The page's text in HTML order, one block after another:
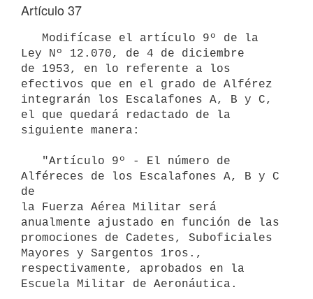
Artículo 37
Ley Nº 12.070, de 4 de diciembre
de 1953, en lo referente a los
efectivos que en el grado de Alférez
integrarán los Escalafones A, B y C,
el que quedará redactado de la
siguiente manera:
Alféreces de los Escalafones A, B y C
de
la Fuerza Aérea Militar será
anualmente ajustado en función de las
promociones de Cadetes, Suboficiales
Mayores y Sargentos 1ros.,
respectivamente, aprobados en la
Escuela Militar de Aeronáutica.